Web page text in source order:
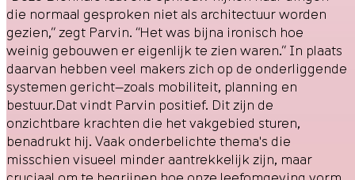
die normaal gesproken niet als architectuur worden
gezien,” zegt Parvin. “Het was bijna ironisch hoe
weinig gebouwen er eigenlijk te zien waren.” In plaats
daarvan hebben veel makers zich op de onderliggende
systemen gericht—zoals mobiliteit, planning en
bestuur.Dat vindt Parvin positief. Dit zijn de
onzichtbare krachten die het vakgebied sturen,
benadrukt hij. Vaak onderbelichte thema's die
misschien visueel minder aantrekkelijk zijn, maar